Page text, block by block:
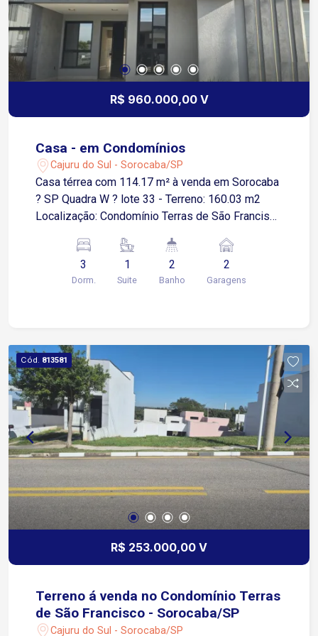
R$ 960.000,00 V
Casa - em Condomínios
Cajuru do Sul - Sorocaba/SP
Casa térrea com 114.17 m² à venda em Sorocaba
? SP Quadra W ? lote 33 - Terreno: 160.03 m2
Localização: Condomínio Terras de São Francisco
integrada à área gourmet com churrasqueira - 2
Banheiros e 01 lavabo - piscina - 1 Vaga coberta,
01 descoberta - Sala de jantar - 1 Lavabo
3
Dorm.
1
Suite
2
Banho
2
Garagens
Cód. 813581
R$ 253.000,00 V
Terreno á venda no Condomínio Terras
de São Francisco - Sorocaba/SP
Cajuru do Sul - Sorocaba/SP